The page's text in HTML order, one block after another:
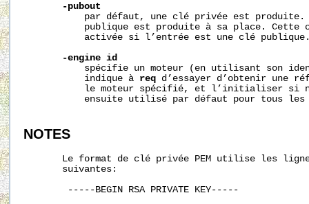
-pubout
par défaut, une clé privée est
publique est produite à sa place. Cette
activée si l’entrée est une clé
-engine id
spécifie un moteur (en utilisant son
           indique à
req d’essayer d’obtenir une
le moteur spécifié, et l’initialiser si
ensuite utilisé par défaut pour tous
NOTES
Le format de clé privée PEM utilise les
       suivantes:
        -----BEGIN RSA PRIVATE KEY-----